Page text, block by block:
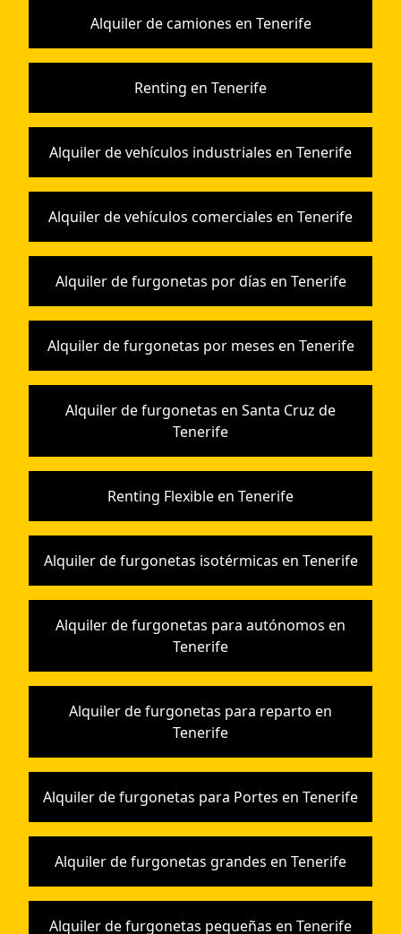
Alquiler de camiones en Tenerife
Renting en Tenerife
Alquiler de vehículos industriales en Tenerife
Alquiler de vehículos comerciales en Tenerife
Alquiler de furgonetas por días en Tenerife
Alquiler de furgonetas por meses en Tenerife
Alquiler de furgonetas en Santa Cruz de
Tenerife
Renting Flexible en Tenerife
Alquiler de furgonetas isotérmicas en Tenerife
Alquiler de furgonetas para autónomos en
Tenerife
Alquiler de furgonetas para reparto en
Tenerife
Alquiler de furgonetas para Portes en Tenerife
Alquiler de furgonetas grandes en Tenerife
Alquiler de furgonetas pequeñas en Tenerife